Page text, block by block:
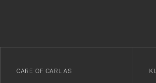
vårt
CARE OF CARL AS